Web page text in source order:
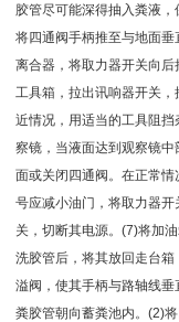
胶管尽可能深得抽入粪液
将四通阀手柄推至与地面
离合器，将取力器开关向
工具箱，拉出讯响器开关
近情况，用适当的工具阻
察镜，当液面达到观察镜
面或关闭四通阀。在正常
号应减小油门，将取力器
关，切断其电源。(7)将加
洗胶管后，将其放回走台
溢阀，使其手柄与路轴线
粪胶管朝向蓄粪池内。(2)